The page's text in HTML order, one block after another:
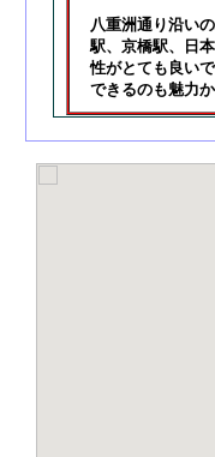
八重洲通り沿い
駅、京橋駅、日
性がとても良い
できるのも魅力か